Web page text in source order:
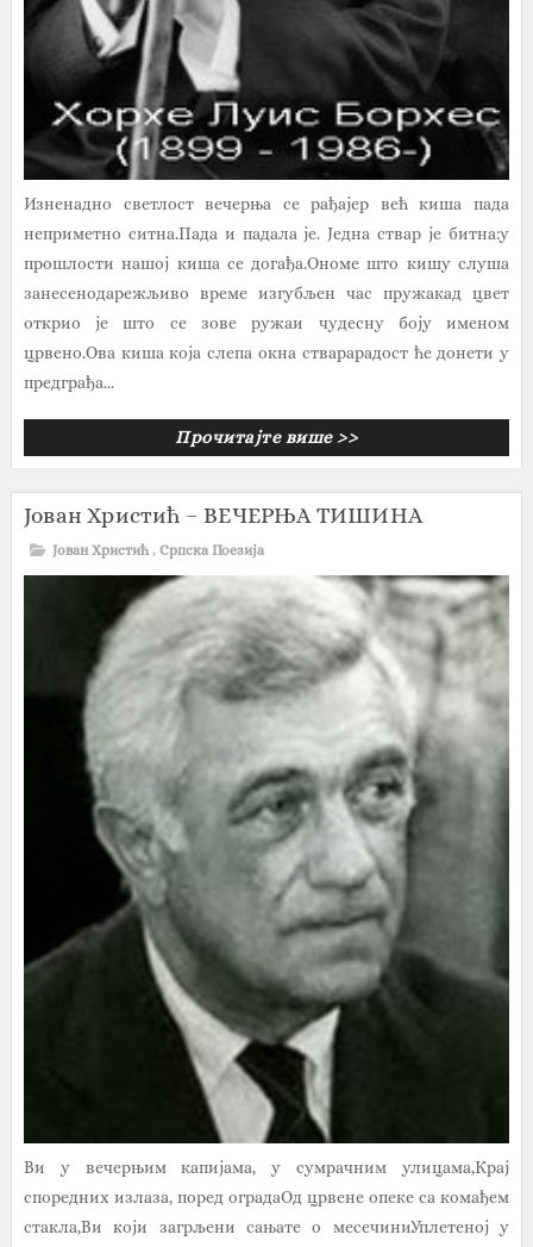
Изненадно светлост вечерња се рађајер већ киша пада
неприметно ситна.Пада и падала је. Једна ствар је битна:у
прошлости нашој киша се догађа.Ономе што кишу слуша
занесенодарежљиво време изгубљен час пружакад цвет
открио је што се зове ружаи чудесну боју именом
црвено.Ова киша која слепа окна стварарадост ће донети у
предграђа...
Прочитајте више >>
Јован Христић – ВЕЧЕРЊА ТИШИНА
Јован Христић , Српска Поезија
Ви у вечерњим капијама, у сумрачним улицама,Крај
споредних излаза, поред оградаОд црвене опеке са комађем
стакла,Ви који загрљени сањате о месечиниУплетеној у